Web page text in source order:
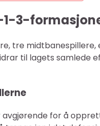
1-3-
tre midtbanespillere,
til lagets samlede
for å